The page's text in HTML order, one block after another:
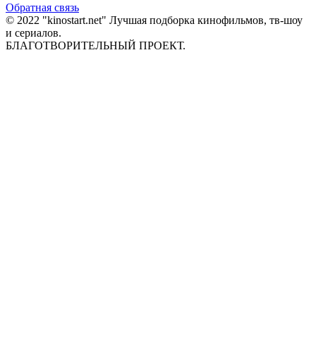
Обратная связь
© 2022 "kinostart.net" Лучшая подборка кинофильмов, тв-шоу
и сериалов.
БЛАГОТВОРИТЕЛЬНЫЙ ПРОЕКТ.